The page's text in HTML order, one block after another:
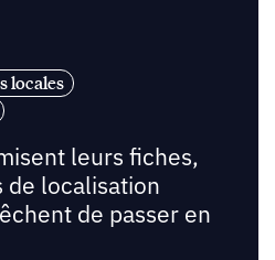
locales
leurs fiches,
de localisation
de passer en